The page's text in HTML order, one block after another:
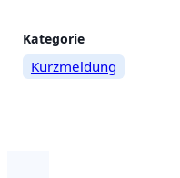
Weitere
Kategorie
Kurzmeldung